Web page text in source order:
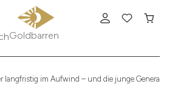
langfristig im Aufwind – und die junge